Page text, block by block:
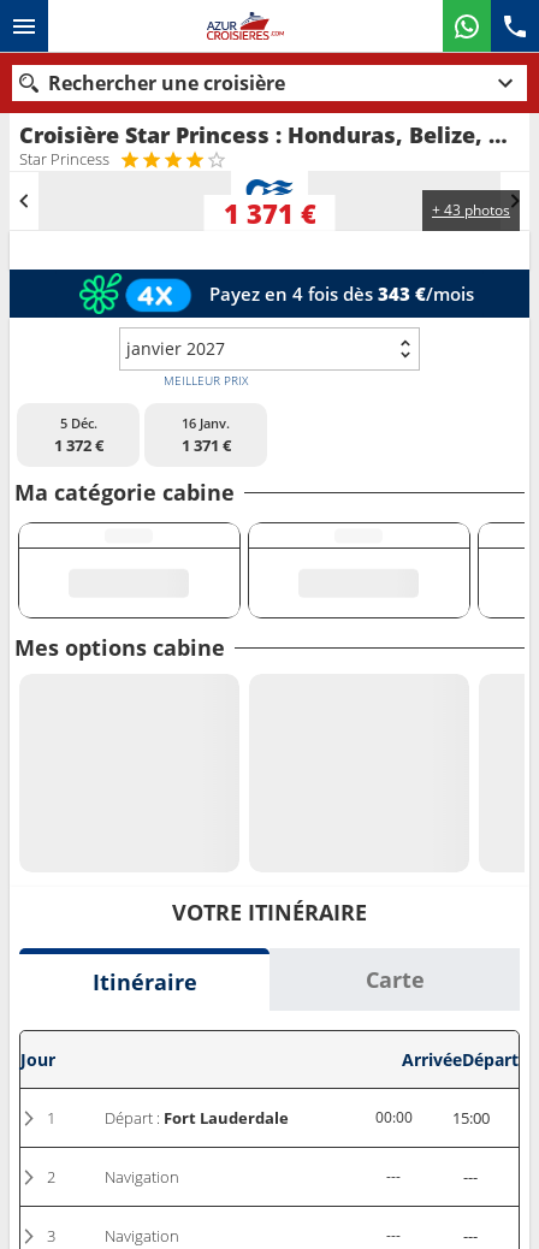
Croisière Star Princess : Honduras, Belize, Mexique, Îles Turques-et-Caïques, République Dominicaine, Bahamas, États-Unis au départ de Fort Lauderdale
Star Princess
+ 43 photos
1 371 €
Payez en 4 fois dès 343 €/mois
janvier 2027
5 Déc.
1 372 €
MEILLEUR PRIX
16 Janv.
1 371 €
Ma catégorie cabine
Mes options cabine
VOTRE ITINÉRAIRE
Itinéraire Carte
Jour ArrivéeDépart
1 Départ : Fort Lauderdale 00:00 15:00
2 Navigation --- ---
3 Navigation --- ---
Rechercher une croisière
Nos destinations
Rechercher